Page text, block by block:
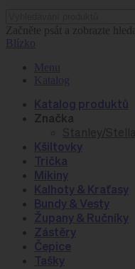
Začněte psát a zobrazte
Blízko
Menu
Katalog
Katalog produktů
Značka
Kšiltovky
Trička
Mikiny
Kalhoty & Kraťasy
Bundy & Vesty
Župany & Ručníky
Zástěry
Čepice
Tašky